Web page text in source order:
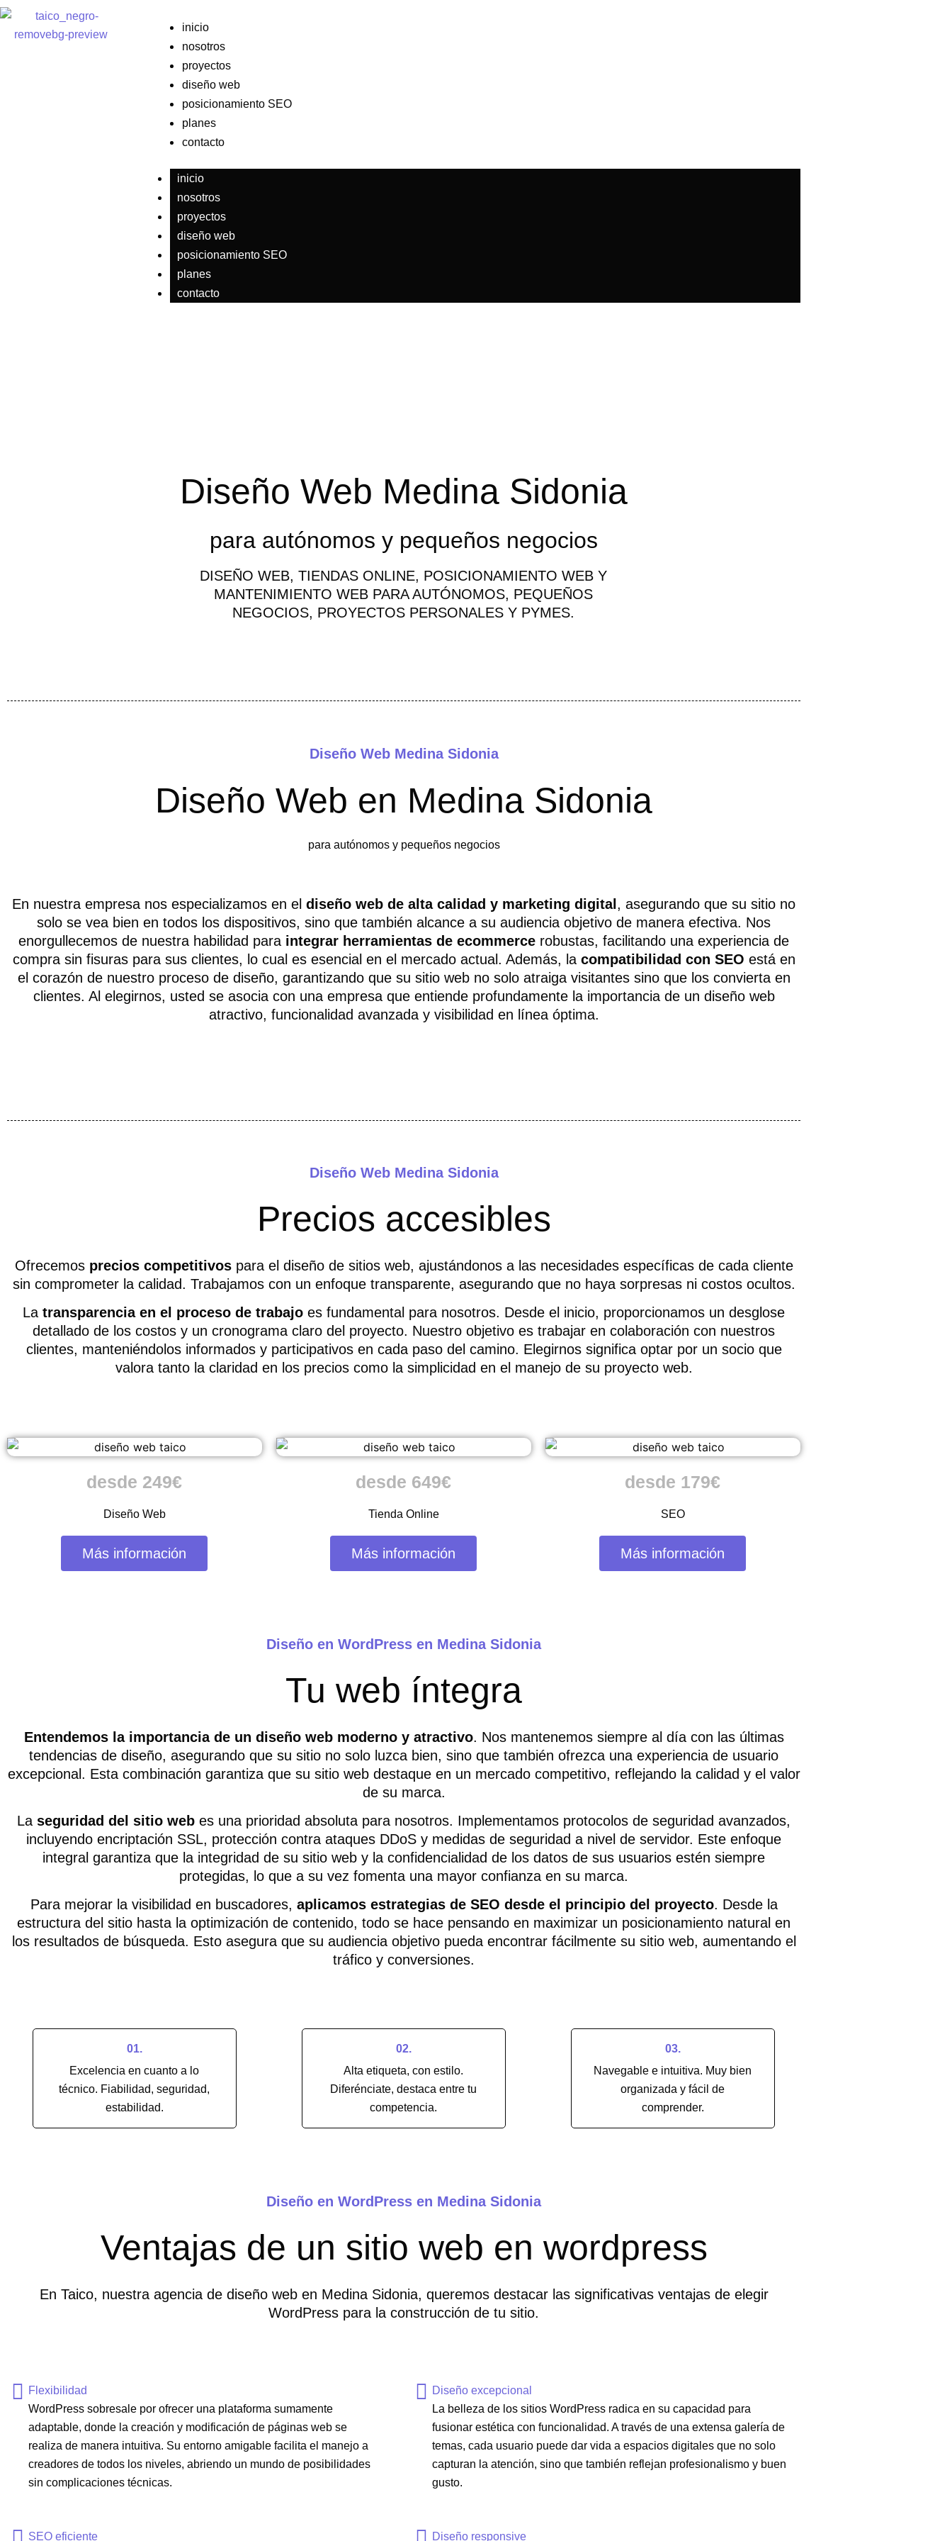
Ir
inicio
nosotros
proyectos
diseño web
posicionamiento SEO
planes
contacto
inicio
nosotros
proyectos
diseño web
posicionamiento SEO
planes
contacto
Diseño Web Medina Sidonia
para autónomos y pequeños negocios
DISEÑO WEB, TIENDAS ONLINE, POSICIONAMIENTO WEB Y
MANTENIMIENTO WEB PARA AUTÓNOMOS, PEQUEÑOS
NEGOCIOS, PROYECTOS PERSONALES Y PYMES.
Diseño Web Medina Sidonia
Diseño Web en Medina Sidonia
para autónomos y pequeños negocios
En nuestra empresa nos especializamos en el diseño web de alta calidad y marketing digital , asegurando que su sitio no
solo se vea bien en todos los dispositivos, sino que también alcance a su audiencia objetivo de manera efectiva. Nos
enorgullecemos de nuestra habilidad para integrar herramientas de ecommerce robustas, facilitando una experiencia de
compra sin fisuras para sus clientes, lo cual es esencial en el mercado actual. Además, la compatibilidad con SEO está en
el corazón de nuestro proceso de diseño, garantizando que su sitio web no solo atraiga visitantes sino que los convierta en
clientes. Al elegirnos, usted se asocia con una empresa que entiende profundamente la importancia de un diseño web
atractivo, funcionalidad avanzada y visibilidad en línea óptima.
Diseño Web Medina Sidonia
Precios accesibles
Ofrecemos precios competitivospara el diseño de sitios web, ajustándonos a las necesidades específicas de cada cliente
sin comprometer la calidad. Trabajamos con un enfoque transparente, asegurando que no haya sorpresas ni costos ocultos.
La transparencia en el proceso de trabajo es fundamental para nosotros. Desde el inicio, proporcionamos un desglose
detallado de los costos y un cronograma claro del proyecto. Nuestro objetivo es trabajar en colaboración con nuestros
clientes, manteniéndolos informados y participativos en cada paso del camino. Elegirnos significa optar por un socio que
valora tanto la claridad en los precios como la simplicidad en el manejo de su proyecto web.
desde 249€
Diseño Web
Más información
desde 649€
Tienda Online
Más información
desde 179€
SEO
Más información
Diseño en WordPress en Medina Sidonia
Tu web íntegra
Entendemos la importancia de un diseño web moderno y atractivo. Nos mantenemos siempre al día con las últimas
tendencias de diseño, asegurando que su sitio no solo luzca bien, sino que también ofrezca una experiencia de usuario
excepcional. Esta combinación garantiza que su sitio web destaque en un mercado competitivo, reflejando la calidad y el valor
de su marca.
La seguridad del sitio web es una prioridad absoluta para nosotros. Implementamos protocolos de seguridad avanzados,
incluyendo encriptación SSL, protección contra ataques DDoS y medidas de seguridad a nivel de servidor. Este enfoque
integral garantiza que la integridad de su sitio web y la confidencialidad de los datos de sus usuarios estén siempre
protegidas, lo que a su vez fomenta una mayor confianza en su marca.
Para mejorar la visibilidad en buscadores, aplicamos estrategias de SEO desde el principio del proyecto. Desde la
estructura del sitio hasta la optimización de contenido, todo se hace pensando en maximizar un posicionamiento natural en
los resultados de búsqueda. Esto asegura que su audiencia objetivo pueda encontrar fácilmente su sitio web, aumentando el
tráfico y conversiones.
01.
Excelencia en cuanto a lo
técnico. Fiabilidad, seguridad,
estabilidad.
02.
Alta etiqueta, con estilo.
Diferénciate, destaca entre tu
competencia.
03.
Navegable e intuitiva. Muy bien
organizada y fácil de
comprender.
Diseño en WordPress en Medina Sidonia
Ventajas de un sitio web en wordpress
En Taico, nuestra agencia de diseño web en Medina Sidonia, queremos destacar las significativas ventajas de elegir
WordPress para la construcción de tu sitio.
Flexibilidad
WordPress sobresale por ofrecer una plataforma sumamente
adaptable, donde la creación y modificación de páginas web se
realiza de manera intuitiva. Su entorno amigable facilita el manejo a
creadores de todos los niveles, abriendo un mundo de posibilidades
sin complicaciones técnicas.
Diseño excepcional
La belleza de los sitios WordPress radica en su capacidad para
fusionar estética con funcionalidad. A través de una extensa galería de
temas, cada usuario puede dar vida a espacios digitales que no solo
capturan la atención, sino que también reflejan profesionalismo y buen
gusto.
SEO eficiente Diseño responsive